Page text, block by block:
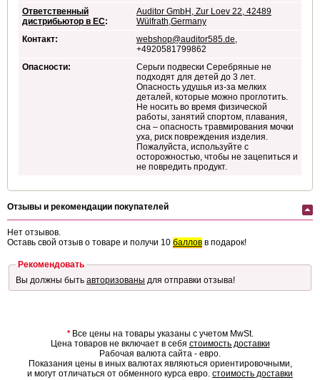
Ответственный
дистрибьютор в ЕС:
Auditor GmbH, Zur Loev 22, 42489
Wülfrath,Germany
Контакт:
webshop@auditor585.de,
+4920581799862
Опасности:
Серьги подвески Серебряные не
подходят для детей до 3 лет.
Опасность удушья из-за мелких
деталей, которые можно проглотить.
Не носить во время физической
работы, занятий спортом, плавания,
сна – опасность травмирования мочки
уха, риск повреждения изделия.
Пожалуйста, используйте с
осторожностью, чтобы не зацепиться и
не повредить продукт.
Отзывы и рекомендации покупателей
Нет отзывов.
Оставь свой отзыв о товаре и получи 10 баллов в подарок!
Рекомендовать
Вы должны быть авторизованы для отправки отзыва!
*Все цены на товары указаны с учетом MwSt.
Цена товаров не включает в себя стоимость доставки
Рабочая валюта сайта - евро.
Показания цены в иных валютах являються ориентировочными,
и могут отличаться от обменного курса евро. стоимость доставки